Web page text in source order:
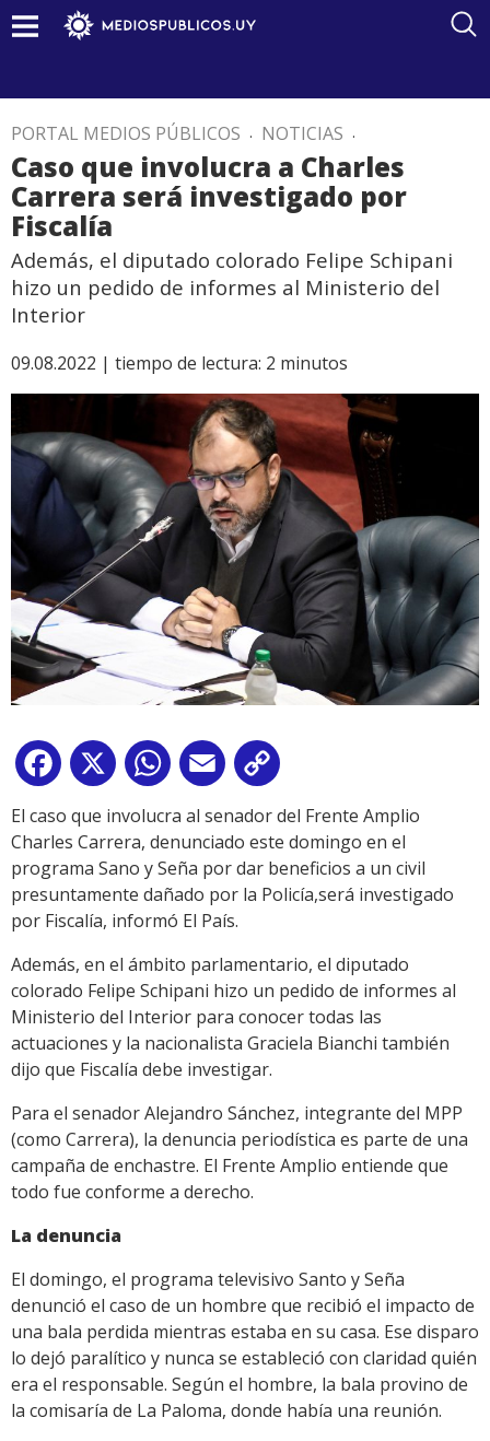
PORTAL MEDIOS PÚBLICOS . NOTICIAS .
Caso que involucra a Charles
Carrera será investigado por
Fiscalía
Además, el diputado colorado Felipe Schipani
hizo un pedido de informes al Ministerio del
Interior
09.08.2022 | tiempo de lectura: 2 minutos
Facebook
X WhatsApp
Email
Link
El caso que involucra al senador del Frente Amplio
Charles Carrera, denunciado este domingo en el
programa Sano y Seña por dar beneficios a un civil
presuntamente dañado por la Policía,será investigado
por Fiscalía, informó El País.
Además, en el ámbito parlamentario, el diputado
colorado Felipe Schipani hizo un pedido de informes al
Ministerio del Interior para conocer todas las
actuaciones y la nacionalista Graciela Bianchi también
dijo que Fiscalía debe investigar.
Para el senador Alejandro Sánchez, integrante del MPP
(como Carrera), la denuncia periodística es parte de una
campaña de enchastre. El Frente Amplio entiende que
todo fue conforme a derecho.
La denuncia
El domingo, el programa televisivo Santo y Seña
denunció el caso de un hombre que recibió el impacto de
una bala perdida mientras estaba en su casa. Ese disparo
lo dejó paralítico y nunca se estableció con claridad quién
era el responsable. Según el hombre, la bala provino de
la comisaría de La Paloma, donde había una reunión.